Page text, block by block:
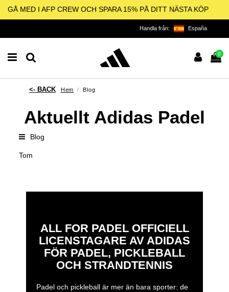
GÅ MED I AFP CREW OCH SPARA 15% PÅ DITT NÄSTA KÖP
Handla från: España
0
Hem Blog
Aktuellt Adidas Padel
Blog
Tom
ALL FOR PADEL OFFICIELL
LICENSTAGARE AV ADIDAS
FÖR PADEL, PICKLEBALL
OCH STRANDTENNIS
Padel och pickleball är mer än bara sporter: de